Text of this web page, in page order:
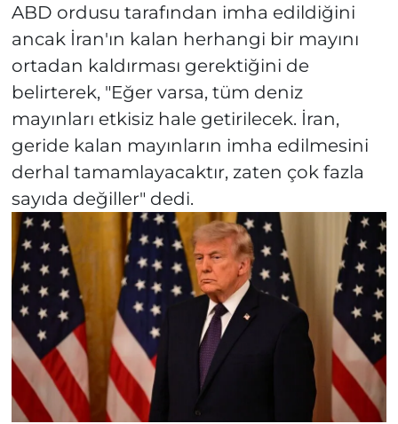
ABD ordusu tarafından imha edildiğini
ancak İran'ın kalan herhangi bir mayını
ortadan kaldırması gerektiğini de
belirterek, "Eğer varsa, tüm deniz
mayınları etkisiz hale getirilecek. İran,
geride kalan mayınların imha edilmesini
derhal tamamlayacaktır, zaten çok fazla
sayıda değiller" dedi.